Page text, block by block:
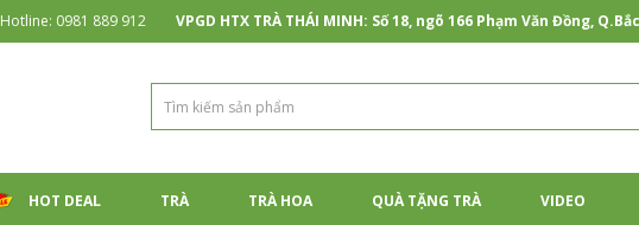
Hotline: 0981 889 912 VPGD HTX TRÀ THÁI MINH: Số 18, ngõ 166 Phạm Văn Đồng,
HOT DEAL TRÀ TRÀ HOA QUÀ TẶNG TRÀ VIDEO